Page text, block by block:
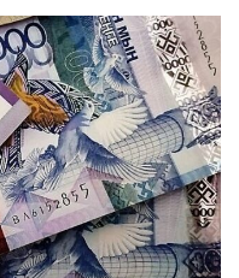
e
gr
a
m
.R
u
er п
р
а
в
и
т
ь